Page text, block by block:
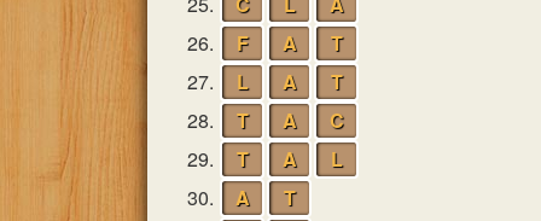
26.
F A
T
27.
L A
T
28.
T A
C
29.
T A
L
30.
A
T